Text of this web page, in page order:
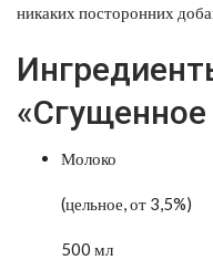
никаких посторонних
Молоко
(цельное, от 3,5%)
500 мл